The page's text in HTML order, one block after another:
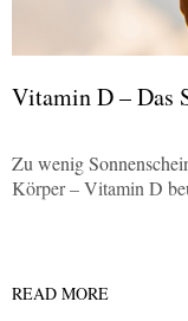
Vitamin D – Das
Zu wenig
Körper – Vitamin D
READ MORE